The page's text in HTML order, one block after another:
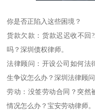
你是否正陷入这些困境？
货款欠款：货款迟迟收不回
吗？深圳债权律师。
法律顾问：开设公司如何法
生争议怎么办？深圳法律顾问
劳动：没签劳动合同？突然
情况怎么办？宝安劳动律师。